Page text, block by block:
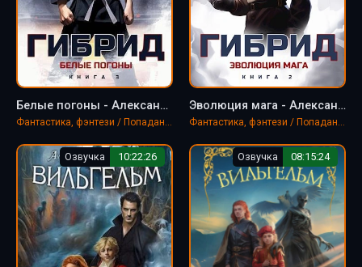
Белые погоны - Александра Лисина
Фантастика, фэнтези / Попаданцы
Эволюция мага - Александра Лисина
Фантастика, фэнтези / Попаданцы
Озвучка 10:22:26 Озвучка 08:15:24